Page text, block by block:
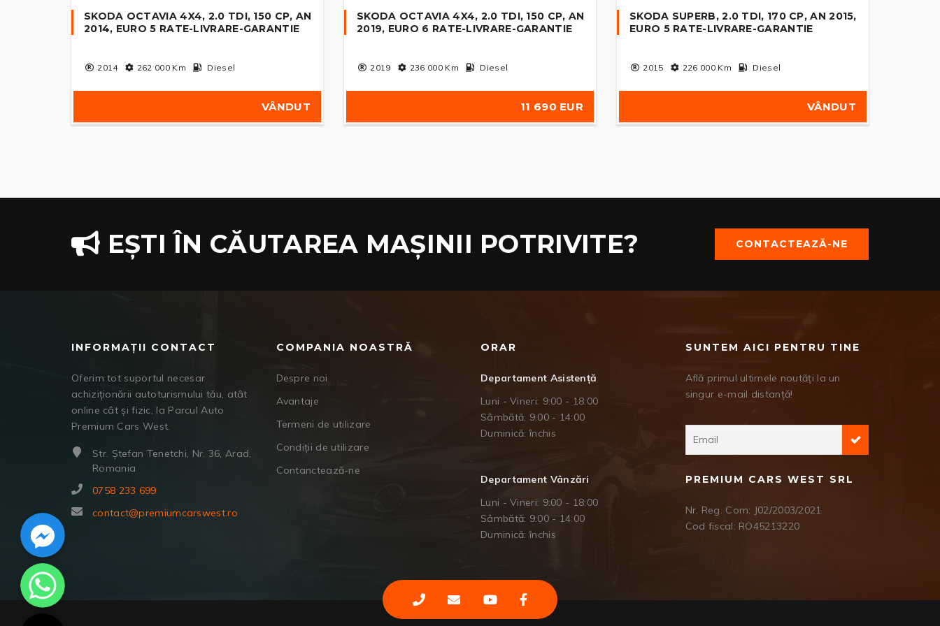
SKODA OCTAVIA 4X4, 2.0 TDI, 150 CP, AN
2014, EURO 5 RATE-LIVRARE-GARANTIE
2014 262 000Km Diesel
VÂNDUT
SKODA OCTAVIA 4X4, 2.0 TDI, 150 CP, AN
2019, EURO 6 RATE-LIVRARE-GARANTIE
2019 236 000Km Diesel
11 690 EUR
SKODA SUPERB, 2.0 TDI, 170 CP, AN 2015,
EURO 5 RATE-LIVRARE-GARANTIE
2015 226 000Km Diesel
VÂNDUT
EȘTI ÎN CĂUTAREA MAȘINII POTRIVITE? CONTACTEAZĂ-NE
INFORMAȚII CONTACT
Oferim tot suportul necesar
achiziționării autoturismului tău, atât
online cât și fizic, la Parcul Auto
Premium Cars West.
Str. Ștefan Tenetchi, Nr. 36, Arad,
Romania
0758 233 699
contact@premiumcarswest.ro
COMPANIA NOASTRĂ
Despre noi
Avantaje
Termeni de utilizare
Condiții de utilizare
Contanctează-ne
ORAR
Departament Asistență
Luni - Vineri: 9:00 - 18:00
Sâmbătă: 9:00 - 14:00
Duminică: închis
Departament Vânzări
Luni - Vineri: 9:00 - 18:00
Sâmbătă: 9:00 - 14:00
Duminică: închis
SUNTEM AICI PENTRU TINE
Află primul ultimele noutăți la un
singur e-mail distanță!
PREMIUM CARS WEST SRL
Nr. Reg. Com: J02/2003/2021
Cod fiscal: RO45213220
Facebook Messenger
WhatsApp